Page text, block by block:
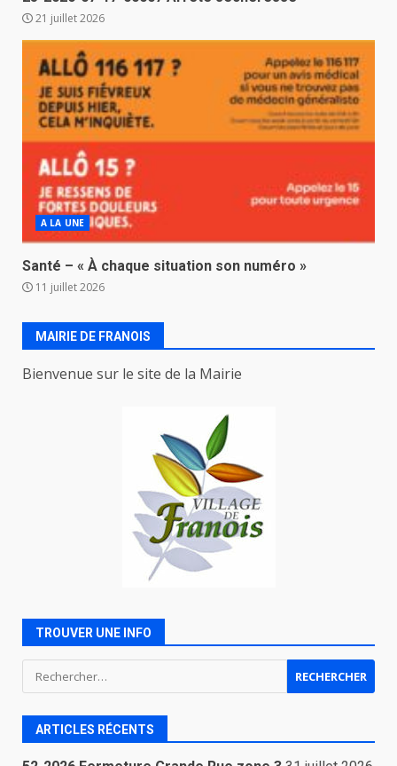
21 juillet 2026
A LA UNE
Santé – « À chaque situation son numéro »
11 juillet 2026
MAIRIE DE FRANOIS
Bienvenue sur le site de la Mairie
TROUVER UNE INFO
Rechercher :
ARTICLES RÉCENTS